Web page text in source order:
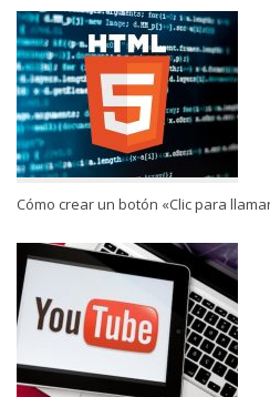
Cómo crear un botón «Clic para